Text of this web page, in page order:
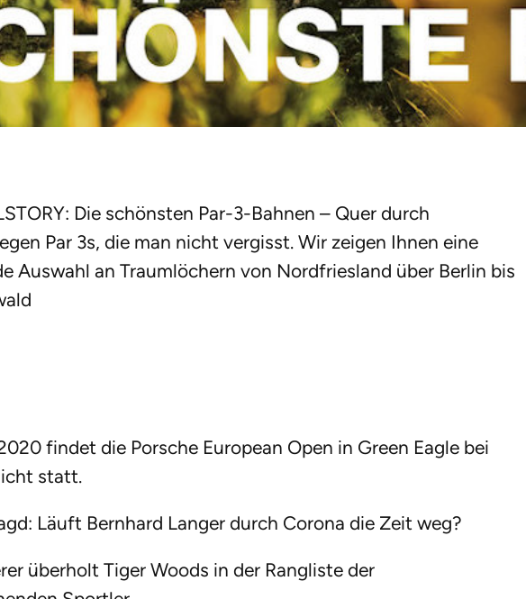
Die schönsten Par-3-Bahnen – Quer durch
Par 3s, die man nicht vergisst. Wir zeigen Ihnen eine
Auswahl an Traumlöchern von Nordfriesland über Berlin bis
findet die Porsche European Open in Green Eagle bei
statt.
Läuft Bernhard Langer durch Corona die Zeit weg?
überholt Tiger Woods in der Rangliste der